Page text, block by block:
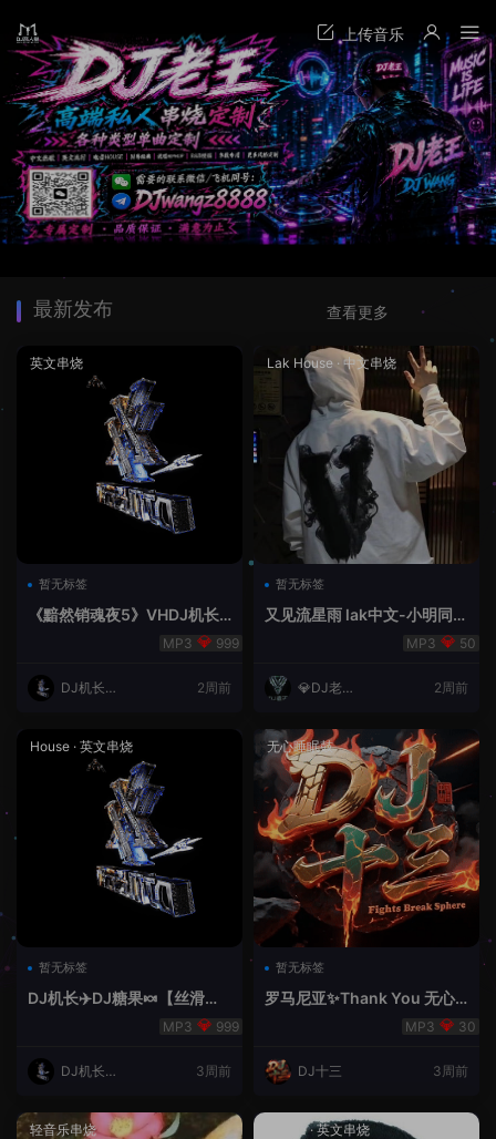
最新发布
英文串烧
暂无标签
《黯然销魂夜5》VHDJ机长
999
DJ机长云
2周前
Lak House · 中文串烧
暂无标签
又见流星雨 lak中文-小明同学
50
💎DJ老王
2周前
House · 英文串烧
暂无标签
DJ机长✈️DJ糖果🍬【丝滑之
夜5】House摇摆节奏✈️纯净999
DJ机长云
3周前
无心睡眠鼓
暂无标签
罗马尼亚✨Thank You 无心
30
DJ十三 3周前
轻音乐串烧 House·英文串烧
查看更多